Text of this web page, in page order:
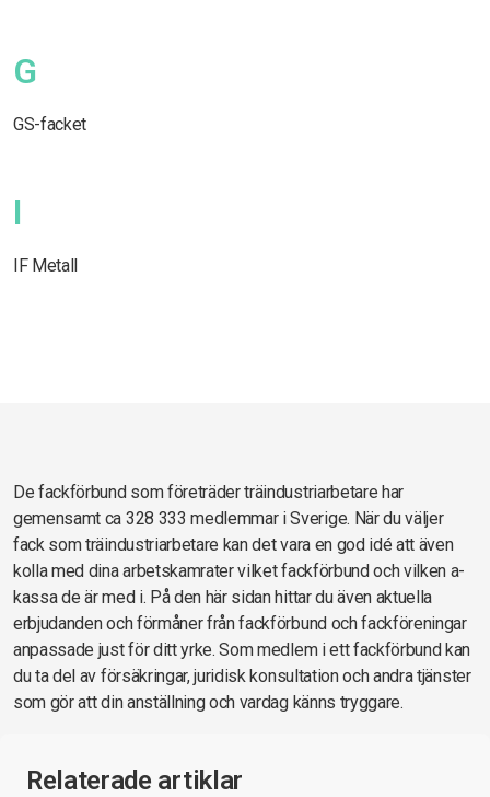
G
GS-facket
I
IF Metall
De fackförbund som företräder träindustriarbetare har
gemensamt ca 328 333 medlemmar i Sverige. När du väljer
fack som träindustriarbetare kan det vara en god idé att även
kolla med dina arbetskamrater vilket fackförbund och vilken a-
kassa de är med i. På den här sidan hittar du även aktuella
erbjudanden och förmåner från fackförbund och fackföreningar
anpassade just för ditt yrke. Som medlem i ett fackförbund kan
du ta del av försäkringar, juridisk konsultation och andra tjänster
som gör att din anställning och vardag känns tryggare.
Relaterade artiklar